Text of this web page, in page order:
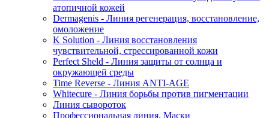
атопичной кожей
Dermagenis - Линия регенерация, восстановление,
омоложение
K Solution - Линия восстановления
чувствительной, стрессированной кожи
Perfect Sheld - Линия защиты от солнца и
окружающей среды
Time Reverse - Линия ANTI-AGE
Whitecure - Линия борьбы против пигментации
Линия сывороток
Профессиональная линия. Маски